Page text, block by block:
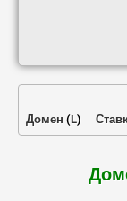
Домен (L)